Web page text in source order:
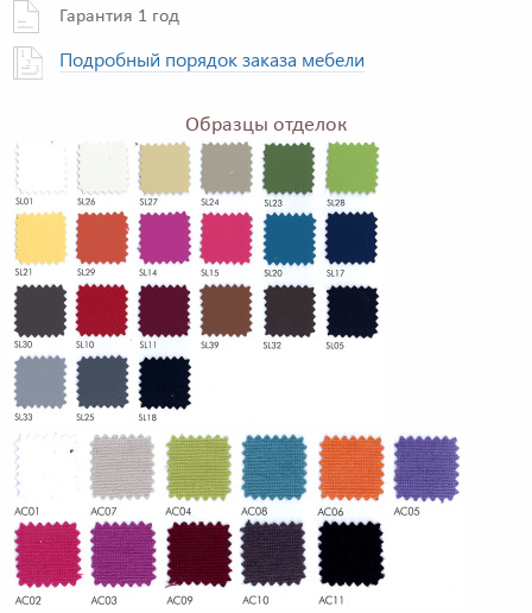
Гарантия 1 год
Подробный порядок заказа мебели
Образцы отделок